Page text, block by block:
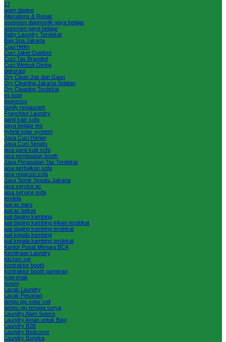
17
agen daging
Alterations & Repair
asesmen diagnostik gaya belajar
asesmen gaya belajar
Baby Laundry Terdekat
Bag Spa Jakarta
Cuci Helm
Cuci Jaket Outdoor
Cuci Tas Branded
Cuci Wetsuit Diving
dekorasi
Dry Clean Jas dan Gaun
Dry Cleaning Jakarta Selatan
Dry Cleaning Terdekat
es kopi
espresso
family restaurant
Franchise Laundry
ganti kain sofa
gaya belajar tes
hybrid solar system
Jasa Cuci Harian
Jasa Cuci Sepatu
jasa ganti kulit sofa
jasa pembuatan booth
Jasa Perawatan Tas Terdekat
jasa perbaikan sofa
jasa reparasi sofa
Jasa Semir Sepatu Jakarta
jasa service ac
jasa service sofa
jendela
jual ac baru
jual ac bekas
jual daging kambing
jual daging kambing kiloan terdekat
jual daging kambing terdekat
jual kepala kambing
jual kepala kambing terdekat
Kantor Pusat Menara BCA
Kemitraan Laundry
kitchen set
kontraktor booth
kontraktor booth pameran
kopi enak
kusen
Lacak Laundry
Lacak Pesanan
lampu pju solar cell
lampu pju tenaga surya
Laundry Alam Sutera
Laundry Aman untuk Bayi
Laundry B2B
Laundry Bedcover
Laundry Boneka